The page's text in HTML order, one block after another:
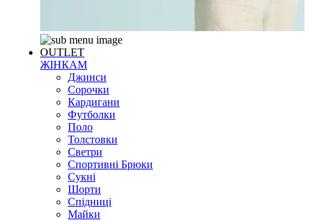
OUTLET
ЖІНКАМ
Джинси
Сорочки
Кардигани
Футболки
Поло
Толстовки
Светри
Спортивні Брюки
Сукні
Шорти
Спідниці
Майки